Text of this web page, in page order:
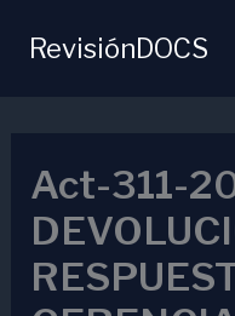
RevisiónDOCS
Act-311-